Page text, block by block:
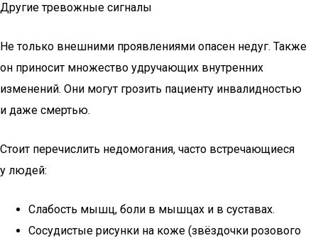
Другие тревожные сигналы
Не только внешними проявлениями опасен недуг. Также
он приносит множество удручающих внутренних
изменений. Они могут грозить пациенту инвалидностью
и даже смертью.
Стоит перечислить недомогания, часто встречающиеся
у людей:
Слабость мышц, боли в мышцах и в суставах.
Сосудистые рисунки на коже (звёздочки розового